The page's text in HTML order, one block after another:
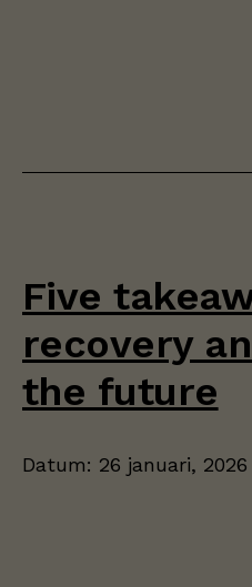
Five
recovery
the future
Datum: 26 januari, 2026